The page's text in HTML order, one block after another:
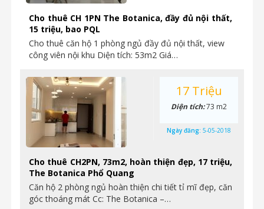
Cho thuê CH 1PN The Botanica, đầy đủ nội thất,
15 triệu, bao PQL
Cho thuê căn hộ 1 phòng ngủ đầy đủ nội thất, view
công viên nội khu Diện tích: 53m2 Giá…
Cho thuê CH2PN, 73m2, hoàn thiện đẹp, 17 triệu,
The Botanica Phổ Quang
Căn hộ 2 phòng ngủ hoàn thiện chi tiết tỉ mĩ đẹp, căn
góc thoáng mát Cc: The Botanica –…
17 Triệu
Diện tích:73 m2
Ngày đăng: 5-05-2018